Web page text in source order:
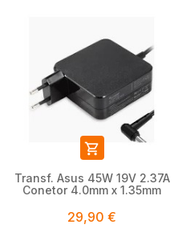

Transf. Asus 45W 19V 2.37A
Conetor 4.0mm x 1.35mm
29,90 €